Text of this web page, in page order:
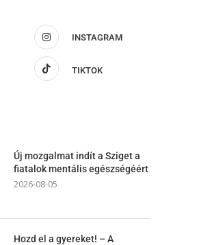
INSTAGRAM
TIKTOK
Új mozgalmat indít a Sziget a
fiatalok mentális egészségéért
2026-08-05
Hozd el a gyereket! – A